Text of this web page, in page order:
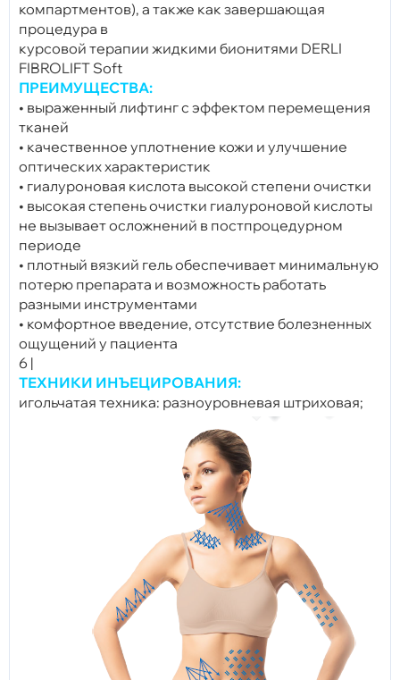
компартментов), а также как завершающая
процедура в
курсовой терапии жидкими бионитями DERLI
FIBROLIFT Soft
ПРЕИМУЩЕСТВА:
• выраженный лифтинг с эффектом перемещения
тканей
• качественное уплотнение кожи и улучшение
оптических характеристик
• гиалуроновая кислота высокой степени очистки
• высокая степень очистки гиалуроновой кислоты
не вызывает осложнений в постпроцедурном
периоде
• плотный вязкий гель обеспечивает минимальную
потерю препарата и возможность работать
разными инструментами
• комфортное введение, отсутствие болезненных
ощущений у пациента
6 |
ТЕХНИКИ ИНЪЕЦИРОВАНИЯ:
игольчатая техника: разноуровневая штриховая;